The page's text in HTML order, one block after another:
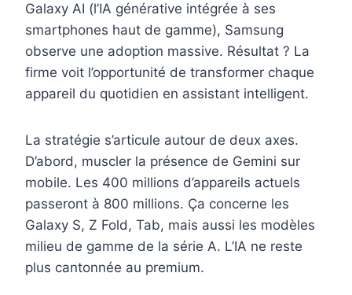
Galaxy AI (l’IA générative intégrée à ses
smartphones haut de gamme), Samsung
observe une adoption massive. Résultat ? La
firme voit l’opportunité de transformer chaque
appareil du quotidien en assistant intelligent.
La stratégie s’articule autour de deux axes.
D’abord, muscler la présence de Gemini sur
mobile. Les 400 millions d’appareils actuels
passeront à 800 millions. Ça concerne les
Galaxy S, Z Fold, Tab, mais aussi les modèles
milieu de gamme de la série A. L’IA ne reste
plus cantonnée au premium.